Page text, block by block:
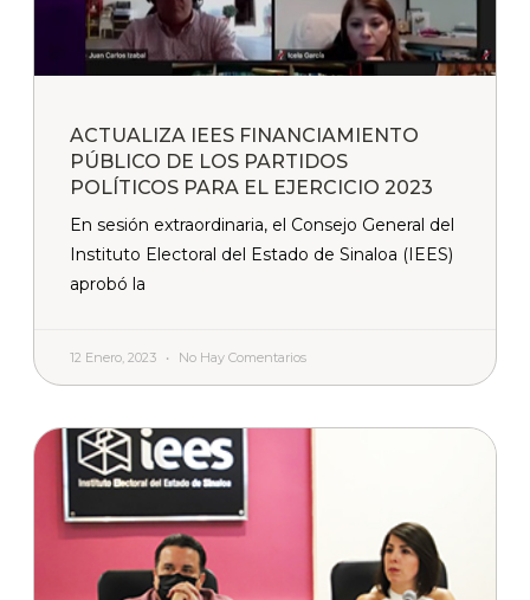
ACTUALIZA IEES FINANCIAMIENTO
PÚBLICO DE LOS PARTIDOS
POLÍTICOS PARA EL EJERCICIO 2023
En sesión extraordinaria, el Consejo General del
Instituto Electoral del Estado de Sinaloa (IEES)
aprobó la
12 Enero, 2023 No Hay Comentarios